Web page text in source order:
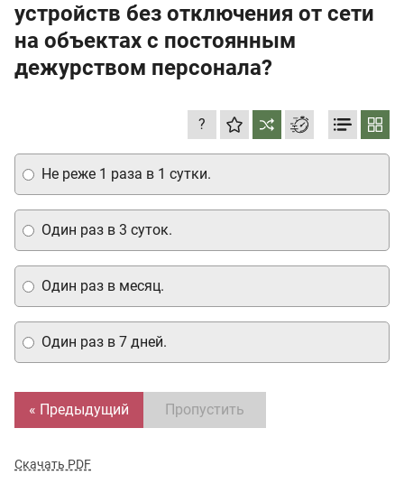
устройств без отключения от сети
на объектах с постоянным
дежурством персонала?
?
Не реже 1 раза в 1 сутки.
Один раз в 3 суток.
Один раз в 7 дней.
Один раз в месяц.
« Предыдущий Пропустить
Скачать PDF